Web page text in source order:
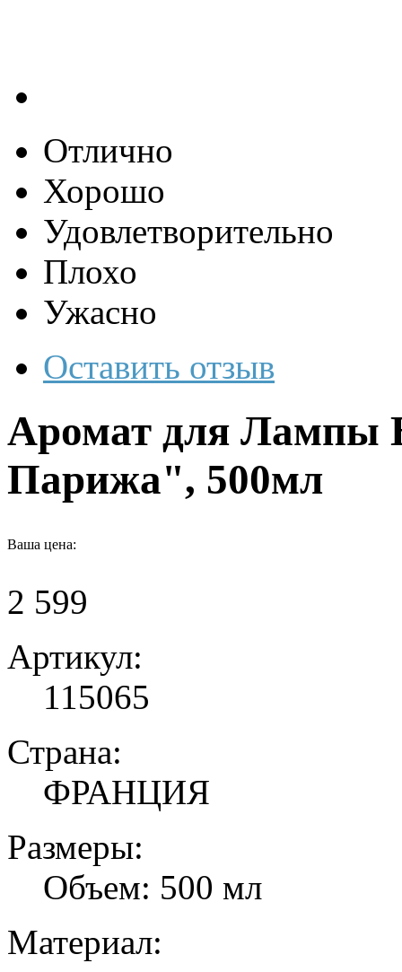
Отлично
Хорошо
Удовлетворительно
Плохо
Ужасно
Оставить отзыв
Аромат для Лампы
Парижа", 500мл
Ваша цена:
2 599
Артикул:
115065
Страна:
ФРАНЦИЯ
Размеры:
Объем: 500 мл
Материал: